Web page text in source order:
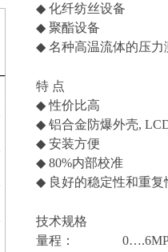
◆ 化纤纺丝设备
◆ 聚酯设备
◆ 名种高温流体的压力
特 点
◆ 性价比高
◆ 铝合金防爆外壳,
◆ 安装方便
◆ 80%内部校准
◆ 良好的稳定性和重复
技术规格
量程：